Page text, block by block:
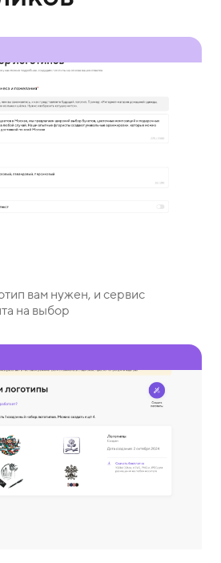
вам нужен, и сервис
на выбор